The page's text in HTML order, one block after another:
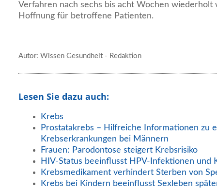
Verfahren nach sechs bis acht Wochen wiederholt
Hoffnung für betroffene Patienten.
Autor: Wissen Gesundheit - Redaktion
Lesen Sie dazu auch:
Krebs
Prostatakrebs – Hilfreiche Informationen zu
Krebserkrankungen bei Männern
Frauen: Parodontose steigert Krebsrisiko
HIV-Status beeinflusst HPV-Infektionen und
Krebsmedikament verhindert Sterben von
Krebs bei Kindern beeinflusst Sexleben